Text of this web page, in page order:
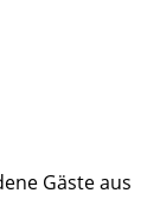
Gäste aus